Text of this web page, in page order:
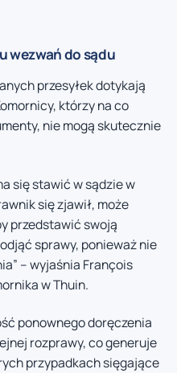
wezwań do sądu
przesyłek dotykają
którzy na co
nie mogą skutecznie
się stawić w sądzie w
się zjawił, może
przedstawić swoją
sprawy, ponieważ nie
– wyjaśnia François
w Thuin.
ponownego doręczenia
rozprawy, co generuje
przypadkach sięgające